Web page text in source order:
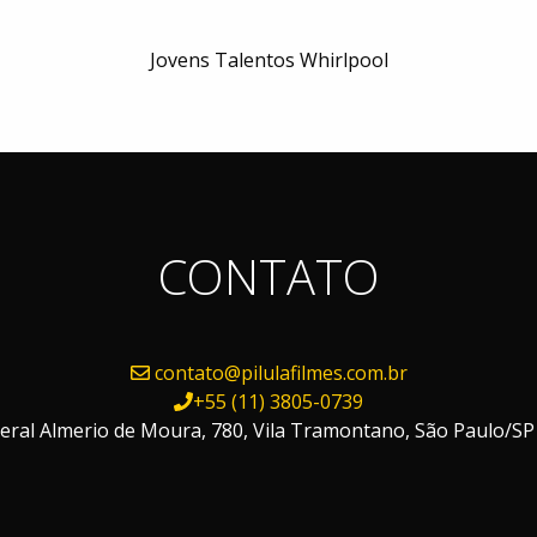
Jovens Talentos Whirlpool
CONTATO
contato@pilulafilmes.com.br
+55 (11) 3805-0739
Almerio de Moura, 780, Vila Tramontano, São Paulo/